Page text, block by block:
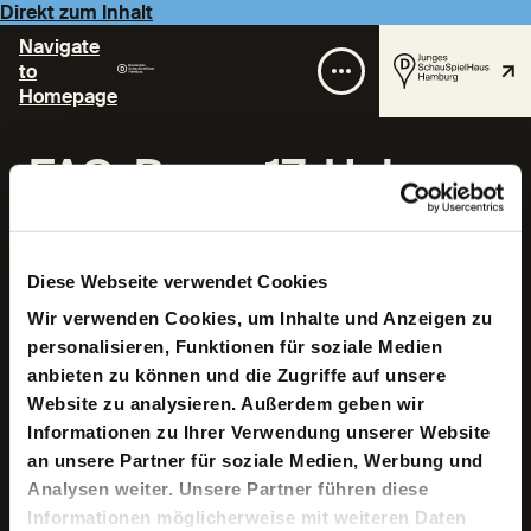
Diese Webseite verwendet Cookies
Wir verwenden Cookies, um Inhalte und Anzeigen zu
personalisieren, Funktionen für soziale Medien
anbieten zu können und die Zugriffe auf unsere
Website zu analysieren. Außerdem geben wir
Informationen zu Ihrer Verwendung unserer Website
an unsere Partner für soziale Medien, Werbung und
Analysen weiter. Unsere Partner führen diese
Informationen möglicherweise mit weiteren Daten
Direkt zum Inhalt
Navigate
to
Homepage
FAQ-Room 17: Heinz
Bude: Angst, Hass,
Hoffnung
Premiere am 13/02/2017
SchauSpielHaus
30 Minuten